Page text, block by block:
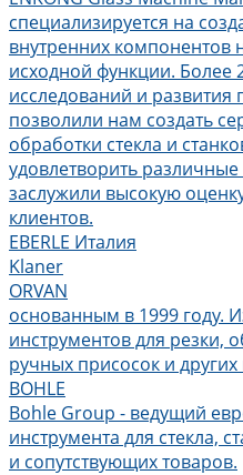
специализируется на
внутренних компонентов
исходной функции. Более
исследований и
позволили нам создать
обработки стекла и
удовлетворить
заслужили высокую
клиентов.
EBERLE Италия
Klaner
ORVAN
основанным в 1999 году.
инструментов для резки,
ручных присосок и
BOHLE
Bohle Group - ведущий
инструмента для стекла,
и сопутствующих товаров.